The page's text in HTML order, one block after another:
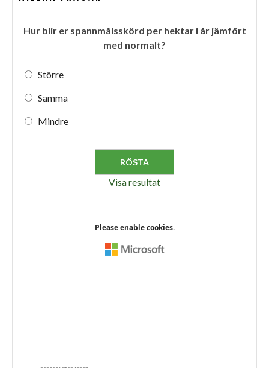
Hur blir er spannmålsskörd per hektar i år jämfört
med normalt?
Större
Samma
Mindre
Visa resultat